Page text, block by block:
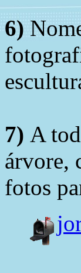
6)
7) A
árvore,
fotos